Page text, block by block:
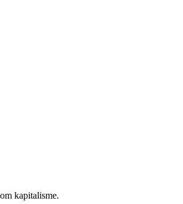
kapitalisme.